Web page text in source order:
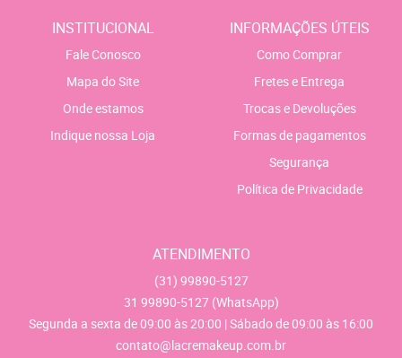
INSTITUCIONAL
Fale Conosco
Mapa do Site
Onde estamos
Indique nossa Loja
INFORMAÇÕES ÚTEIS
Como Comprar
Fretes e Entrega
Trocas e Devoluções
Formas de pagamentos
Segurança
Política de Privacidade
ATENDIMENTO
(31) 99890-5127
31 99890-5127 (WhatsApp)
Segunda a sexta de 09:00 às 20:00 | Sábado de 09:00 às 16:00
contato@lacremakeup.com.br